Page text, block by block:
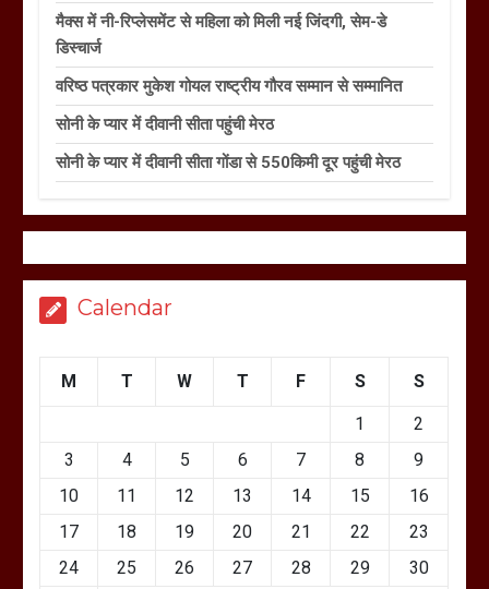
मैक्स में नी-रिप्लेसमेंट से महिला को मिली नई जिंदगी, सेम-डे
डिस्चार्ज
वरिष्ठ पत्रकार मुकेश गोयल राष्ट्रीय गौरव सम्मान से सम्मानित
सोनी के प्यार में दीवानी सीता पहुंची मेरठ
सोनी के प्यार में दीवानी सीता गोंडा से 550किमी दूर पहुंची मेरठ
Calendar
M T W T F S S
1
2
3
4 5 6 7 8
9
10
11 12 13 14 15
16
17
18 19 20 21 22
23
24
25 26 27 28 29
30